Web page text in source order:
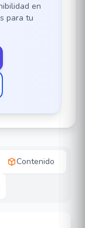
en
para tu
Contenido